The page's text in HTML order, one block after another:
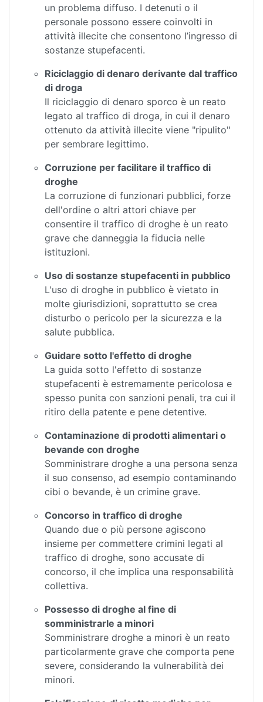
un problema diffuso. I detenuti o il
personale possono essere coinvolti in
attività illecite che consentono l’ingresso di
sostanze stupefacenti.
Riciclaggio di denaro derivante dal traffico
di droga
Il riciclaggio di denaro sporco è un reato
legato al traffico di droga, in cui il denaro
ottenuto da attività illecite viene "ripulito"
per sembrare legittimo.
Corruzione per facilitare il traffico di
droghe
La corruzione di funzionari pubblici, forze
dell'ordine o altri attori chiave per
consentire il traffico di droghe è un reato
grave che danneggia la fiducia nelle
istituzioni.
Uso di sostanze stupefacenti in pubblico
L'uso di droghe in pubblico è vietato in
molte giurisdizioni, soprattutto se crea
disturbo o pericolo per la sicurezza e la
salute pubblica.
Guidare sotto l'effetto di droghe
La guida sotto l'effetto di sostanze
stupefacenti è estremamente pericolosa e
spesso punita con sanzioni penali, tra cui il
ritiro della patente e pene detentive.
Contaminazione di prodotti alimentari o
bevande con droghe
Somministrare droghe a una persona senza
il suo consenso, ad esempio contaminando
cibi o bevande, è un crimine grave.
Concorso in traffico di droghe
Quando due o più persone agiscono
insieme per commettere crimini legati al
traffico di droghe, sono accusate di
concorso, il che implica una responsabilità
collettiva.
Possesso di droghe al fine di
somministrarle a minori
Somministrare droghe a minori è un reato
particolarmente grave che comporta pene
severe, considerando la vulnerabilità dei
minori.